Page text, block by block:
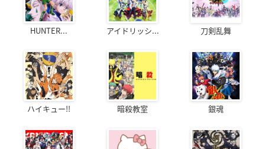
HUNTER... アイドリッシ... 刀剣乱舞
ハイキュー!! 暗殺教室 銀魂